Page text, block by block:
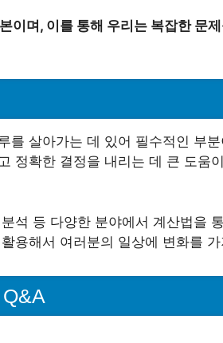
이며, 이를 통해 우리는 복잡한 문
를 살아가는 데 있어 필수적인 부
정확한 결정을 내리는 데 큰 도움
석 등 다양한 분야에서 계산법을
용해서 여러분의 일상에 변화를